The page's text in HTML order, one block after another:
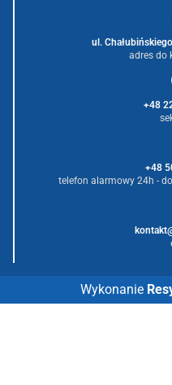
ul.
adres do
+48
+48
telefon alarmowy 24h -
Wykonanie